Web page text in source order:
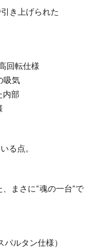
き上げられた
回転仕様
吸気
内部
る点。
まさに“魂の一台”で
ルタン仕様）